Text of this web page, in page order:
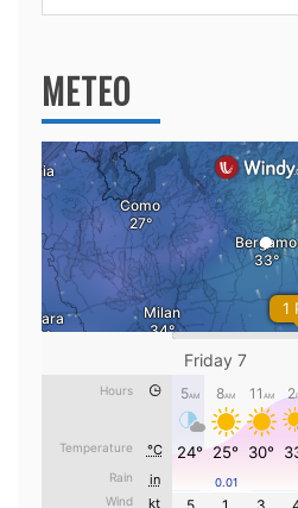
per:
METEO